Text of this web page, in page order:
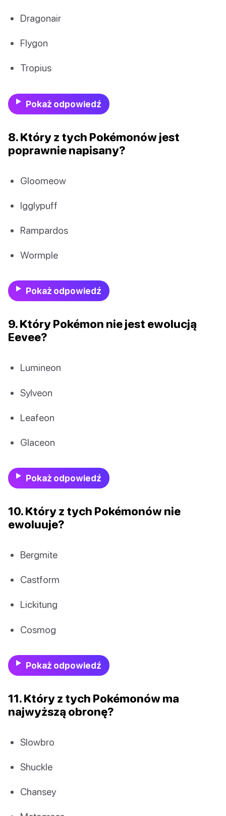
Dragonair
Flygon
Tropius
Pokaż odpowiedź
8. Który z tych Pokémonów jest
poprawnie napisany?
Gloomeow
Igglypuff
Rampardos
Wormple
Pokaż odpowiedź
9. Który Pokémon nie jest ewolucją
Eevee?
Lumineon
Sylveon
Leafeon
Glaceon
Pokaż odpowiedź
10. Który z tych Pokémonów nie
ewoluuje?
Bergmite
Castform
Lickitung
Cosmog
Pokaż odpowiedź
11. Który z tych Pokémonów ma
najwyższą obronę?
Slowbro
Shuckle
Chansey